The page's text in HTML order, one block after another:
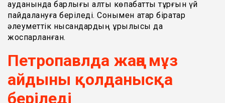
ауданында барлығы алты көпқабатты тұрғын үй
пайдалануға беріледі. Сонымен қатар бірқатар
әлеуметтік нысандардың құрылысы да
жоспарланған.
Петропавлда жаңа мұз
айдыны қолданысқа
беріледі